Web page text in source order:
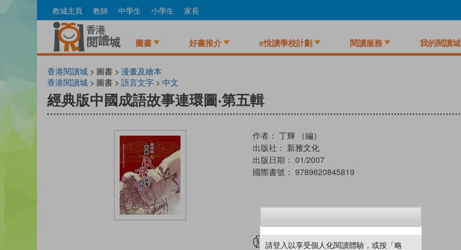
to
教城主頁 教師 中學生 小學生 家長
圖書 好書推介 e悅讀學校計劃 閱讀服務 我的閱讀城
香港閱讀城 > 圖書 >漫畫及繪本
香港閱讀城 > 圖書 >語言文字 > 中文
經典版中國成語故事連環圖‧第五輯
作者： 丁輝 （編）
出版社： 新雅文化
出版日期： 01/2007
國際書號： 9789620845819
試閲 加入閱讀紀錄
請登入以享受個人化閱讀體驗，或按「略